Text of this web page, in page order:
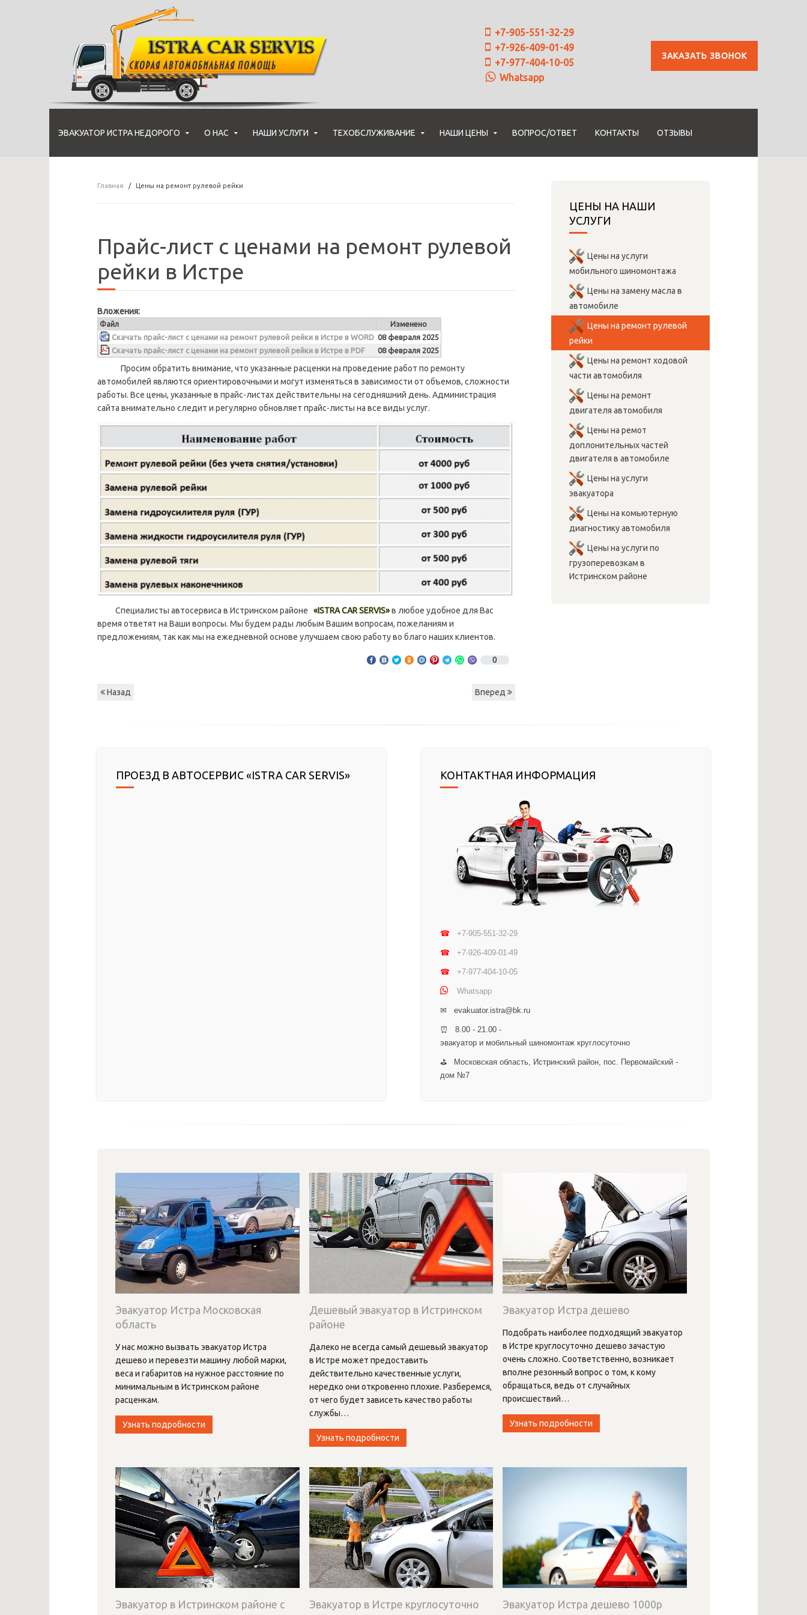
ЗАКАЗАТЬ ЗВОНОК
+7-905-551-32-29
+7-926-409-01-49
+7-977-404-10-05
Whatsapp
ЭВАКУАТОР ИСТРА НЕДОРОГО О НАС НАШИ УСЛУГИ ТЕХОБСЛУЖИВАНИЕ НАШИ ЦЕНЫ ВОПРОС/ОТВЕТ КОНТАКТЫ ОТЗЫВЫ
Главная Цены на ремонт рулевой рейки
Прайс-лист с ценами на ремонт рулевой
рейки в Истре
Вложения:
Файл
Изменено
Скачать прайс-лист с ценами на ремонт рулевой рейки в Истре в WORD 08 февраля 2025
Скачать прайс-лист с ценами на ремонт рулевой рейки в Истре в PDF
08 февраля 2025
Просим обратить внимание, что указанные расценки на проведение работ по ремонту
автомобилей являются ориентировочными и могут изменяться в зависимости от объемов, сложности
работы. Все цены, указанные в прайс-листах действительны на сегодняшний день. Администрация
сайта внимательно следит и регулярно обновляет прайс-листы на все виды услуг.
Специалисты автосервиса в Истринском районе «ISTRA CAR SERVIS»в любое удобное для Вас
время ответят на Ваши вопросы. Мы будем рады любым Вашим вопросам, пожеланиям и
предложениям, так как мы на ежедневной основе улучшаем свою работу во благо наших клиентов.
0
Назад Вперед
ЦЕНЫ НА НАШИ
УСЛУГИ
Цены на услуги
мобильного шиномонтажа
Цены на замену масла в
автомобиле
Цены на ремонт рулевой
рейки
Цены на ремонт ходовой
части автомобиля
Цены на ремонт
двигателя автомобиля
Цены на ремот
доплонительных частей
двигателя в автомобиле
Цены на услуги
эвакуатора
Цены на комьютерную
диагностику автомобиля
Цены на услуги по
грузоперевозкам в
Истринском районе
ПРОЕЗД В АВТОСЕРВИС «ISTRA CAR SERVIS» КОНТАКТНАЯ ИНФОРМАЦИЯ
☎ +7-905-551-32-29
☎ +7-926-409-01-49
☎ +7-977-404-10-05
Whatsapp
✉ evakuator.istra@bk.ru
⏰ 8.00 - 21.00 -
эвакуатор и мобильный шиномонтаж круглосуточно
⛳ Московская область, Истринский район, пос. Первомайский -
дом №7
Эвакуатор Истра Московская
область
У нас можно вызвать эвакуатор Истра
дешево и перевезти машину любой марки,
веса и габаритов на нужное расстояние по
минимальным в Истринском районе
расценкам.
Узнать подробности
Дешевый эвакуатор в Истринском
районе
Далеко не всегда самый дешевый эвакуатор
в Истре может предоставить
действительно качественные услуги,
нередко они откровенно плохие. Разберемся,
от чего будет зависеть качество работы
службы…
Узнать подробности
Эвакуатор Истра дешево
Подобрать наиболее подходящий эвакуатор
в Истре круглосуточно дешево зачастую
очень сложно. Соответственно, возникает
вполне резонный вопрос о том, к кому
обращаться, ведь от случайных
происшествий…
Узнать подробности
Эвакуатор в Истринском районе с
Эвакуатор в Истре круглосуточно
Эвакуатор Истра дешево 1000р